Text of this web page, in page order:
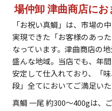
場仲卸 津曲商店にお
「お祝い真鯛」は、市場の
実現できた「お客様のあっ
なっています。津曲商店の
盛んな地域。当店でも、年
安定して仕入れており、「
段」全てにおいてご満足いた
真鯛 一尾 約300～400gは、